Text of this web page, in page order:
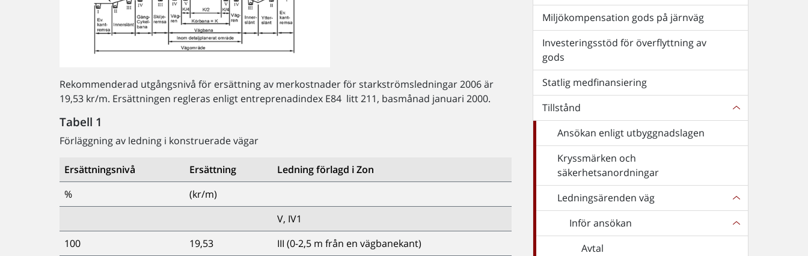
Rekommenderad utgångsnivå för ersättning av merkostnader för starkströmsledningar 2006 är
19,53 kr/m. Ersättningen regleras enligt entreprenadindex E84 litt 211, basmånad januari 2000.
Tabell 1
Förläggning av ledning i konstruerade vägar
Ersättningsnivå Ersättning
Ledning förlagd i Zon
%
(kr/m)
V, IV1
100
19,53
III (0-2,5 m från en vägbanekant)
Miljökompensation gods på järnväg
Investeringsstöd för överflyttning av
gods
Statlig medfinansiering
Tillstånd
Ansökan enligt utbyggnadslagen
Kryssmärken och
säkerhetsanordningar
Ledningsärenden väg
Inför ansökan
Avtal